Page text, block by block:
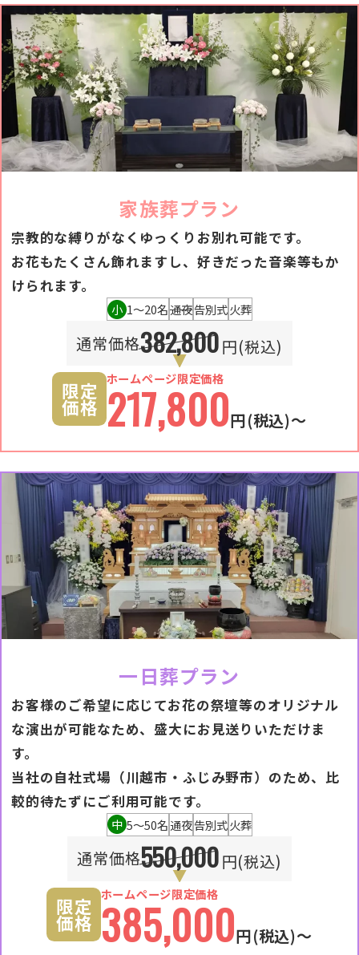
家族葬プラン
宗教的な縛りがなくゆっくりお別れ可能です。
お花もたくさん飾れますし、好きだった音楽等もか
けられます。
小 1〜20名通夜告別式火葬
通常価格382,800円(税込)
限定
価格
ホームページ限定価格
217,800円(税込)〜
一日葬プラン
お客様のご希望に応じてお花の祭壇等のオリジナル
な演出が可能なため、盛大にお見送りいただけま
す。
当社の自社式場（川越市・ふじみ野市）のため、比
較的待たずにご利用可能です。
中 5〜50名通夜告別式火葬
通常価格550,000円(税込)
限定
価格
ホームページ限定価格
385,000円(税込)〜